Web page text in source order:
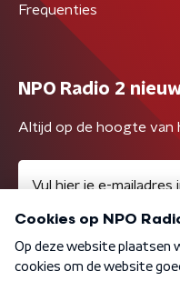
Frequenties
NPO Radio 2
Altijd op de hoogte van